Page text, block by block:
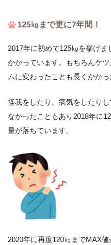
125㎏まで更に7年間！
2017年に初めて125㎏を挙げ
かかっています。もちろんケ
ムに変わったことも長くかかっ
怪我をしたり、病気をしたり
なかったこともあり2018年に
量が落ちています。
2020年に再度120㎏までMAX